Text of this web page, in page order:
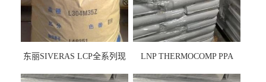
东丽SIVERAS LCP全系列现
LNP THERMOCOMP PPA